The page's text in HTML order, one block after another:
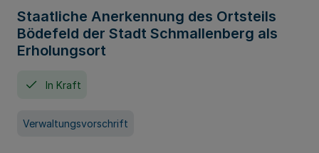
Staatliche Anerkennung des Ortsteils
Bödefeld der Stadt Schmallenberg als
Erholungsort
In Kraft
Verwaltungsvorschrift